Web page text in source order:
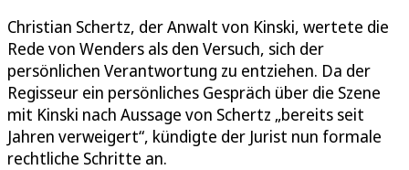
Christian Schertz, der Anwalt von Kinski, wertete die
Rede von Wenders als den Versuch, sich der
persönlichen Verantwortung zu entziehen. Da der
Regisseur ein persönliches Gespräch über die Szene
mit Kinski nach Aussage von Schertz „bereits seit
Jahren verweigert“, kündigte der Jurist nun formale
rechtliche Schritte an.